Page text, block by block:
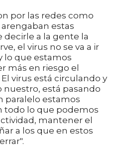
por las redes como
estas
decirle a la gente la
el virus no se va a ir
lo que estamos
más en riesgo el
virus está circulando y
nuestro, está pasando
paralelo estamos
todo lo que podemos
mantener el
a los que en estos